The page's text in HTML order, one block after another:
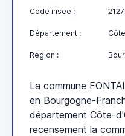
Code insee :
Département :
Region :
La commune
en Bourgogne-
département Côte-
recensement la